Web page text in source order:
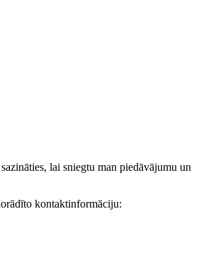
lai sniegtu man piedāvājumu un
kontaktinformāciju: